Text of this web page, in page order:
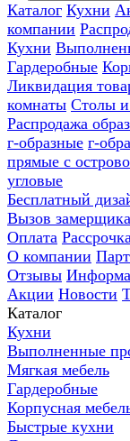
Каталог Кухни
компании
Кухни
Гардеробные
Ликвидация
комнаты Столы и
Распродажа
г-образные г-
прямые с
угловые
Бесплатный
Вызов замерщика
Оплата
О компании
Отзывы
Акции Новости
Каталог
Кухни
Выполненные
Мягкая мебель
Гардеробные
Корпусная
Быстрые кухни